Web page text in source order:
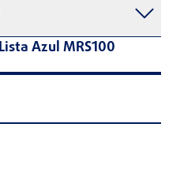
Azul MRS100